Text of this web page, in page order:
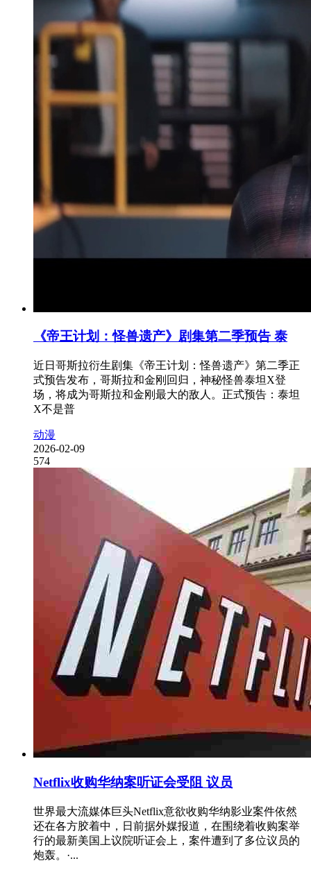
《帝王计划：怪兽遗产》剧集第二季预告 泰
近日哥斯拉衍生剧集《帝王计划：怪兽遗产》第二季正
式预告发布，哥斯拉和金刚回归，神秘怪兽泰坦X登
场，将成为哥斯拉和金刚最大的敌人。正式预告：泰坦
X不是普
动漫
2026-02-09
574
Netflix收购华纳案听证会受阻 议员
世界最大流媒体巨头Netflix意欲收购华纳影业案件依然
还在各方胶着中，日前据外媒报道，在围绕着收购案举
行的最新美国上议院听证会上，案件遭到了多位议员的
炮轰。·...